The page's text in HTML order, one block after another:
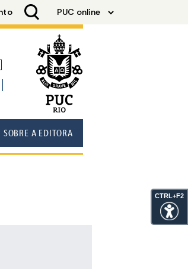
CTRL+F2
SOBRE A EDITORA